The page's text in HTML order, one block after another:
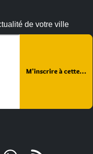
de votre ville